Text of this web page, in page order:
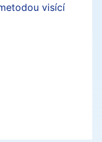
visící